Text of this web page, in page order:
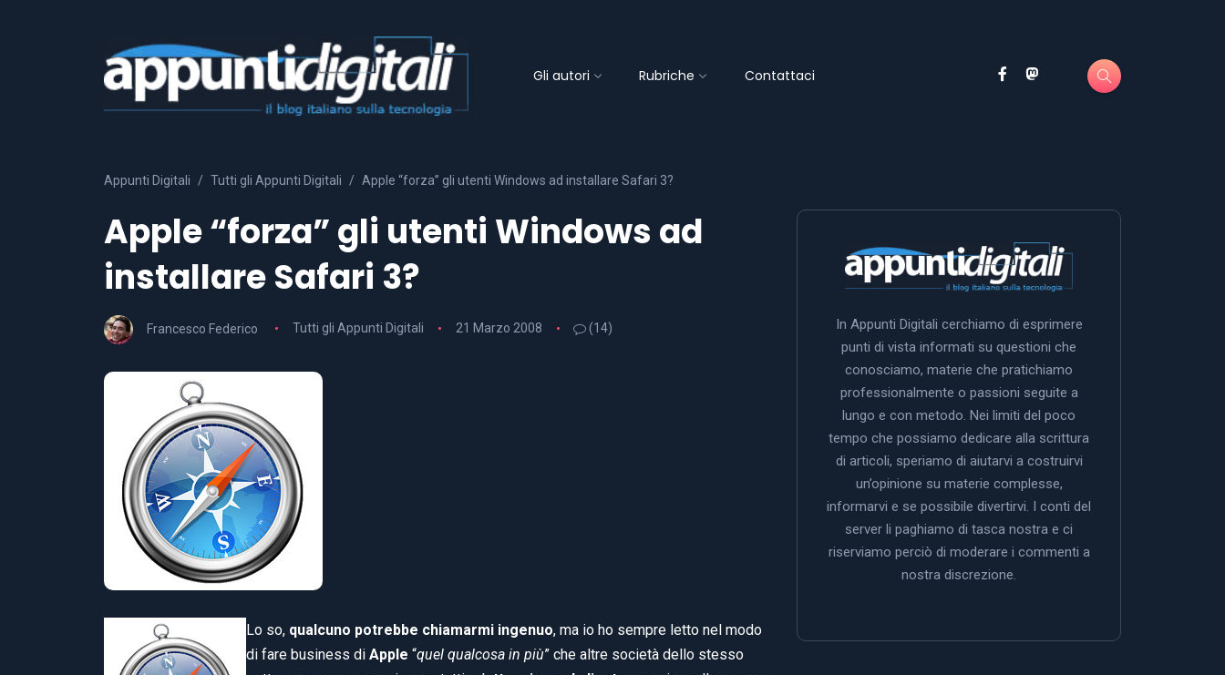
Gli autori Rubriche Contattaci
Appunti Digitali Tutti gli Appunti Digitali Apple “forza” gli utenti Windows ad installare Safari 3?
Apple “forza” gli utenti Windows ad
installare Safari 3?
Francesco Federico Tutti gli Appunti Digitali 21 Marzo 2008 (14)
Lo so, qualcuno potrebbe chiamarmi ingenuo, ma io ho sempre letto nel modo
di fare business di Apple “quel qualcosa in più” che altre società dello stesso
In Appunti Digitali cerchiamo di esprimere
punti di vista informati su questioni che
conosciamo, materie che pratichiamo
professionalmente o passioni seguite a
lungo e con metodo. Nei limiti del poco
tempo che possiamo dedicare alla scrittura
di articoli, speriamo di aiutarvi a costruirvi
un’opinione su materie complesse,
informarvi e se possibile divertirvi. I conti del
server li paghiamo di tasca nostra e ci
riserviamo perciò di moderare i commenti a
nostra discrezione.